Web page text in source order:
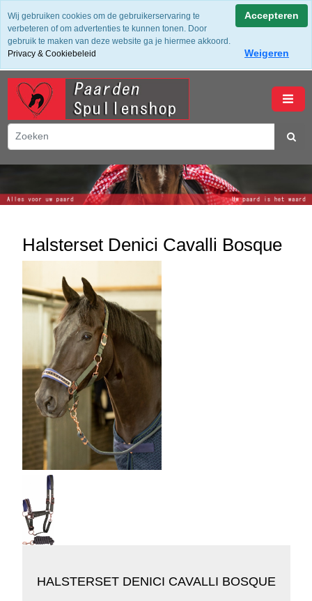
✔ Groot assortiment ✔ De beste merken ✔ Gratis verzending
vanaf 50,- (NL) ✔ Achteraf Betalen ✔ 14 dagen bedenktijd
winkelwagen
Halsterset Denici Cavalli Bosque
HALSTERSET DENICI CAVALLI BOSQUE
Wij gebruiken cookies om de gebruikerservaring te
verbeteren of om advertenties te kunnen tonen. Door
gebruik te maken van deze website ga je hiermee akkoord.
Privacy & Cookiebeleid
Accepteren
Weigeren